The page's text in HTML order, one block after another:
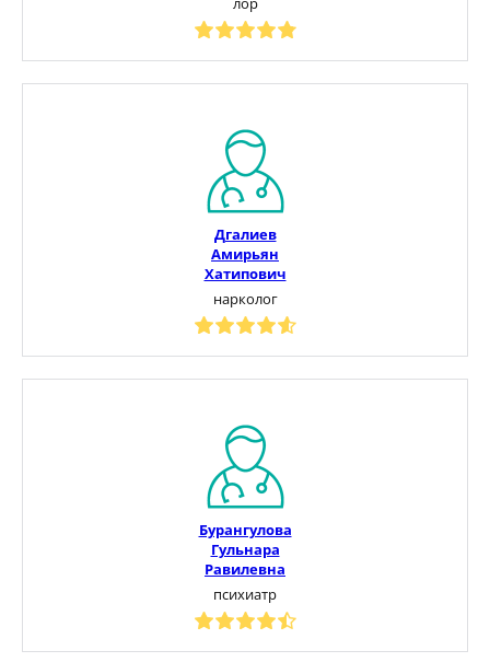
Дгалиев
Амирьян
Хатипович
нарколог
Бурангулова
Гульнара
Равилевна
психиатр